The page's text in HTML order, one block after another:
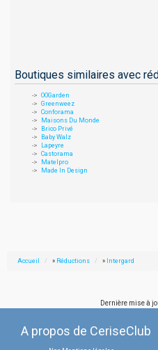
Boutiques similaires avec
OOGarden
Greenweez
Conforama
Maisons Du Monde
Brico Privé
Baby Walz
Lapeyre
Castorama
Matelpro
Made In Design
Accueil » Réductions » Intergard
Dernière mise à
A propos de CeriseClub